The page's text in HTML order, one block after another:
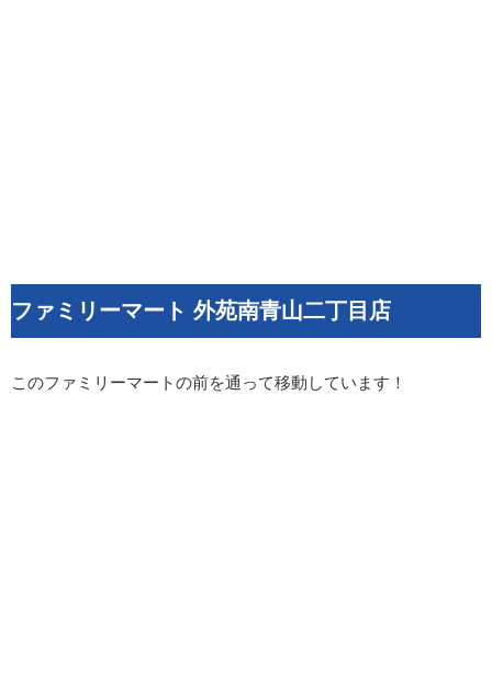
ファミリーマート 外苑南青山二丁目店
このファミリーマートの前を通って移動しています！